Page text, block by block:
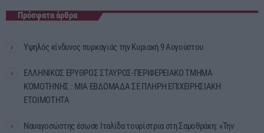
Πρόσφατα άρθρα
Υψηλός κίνδυνος πυρκαγιάς την Κυριακή 9 Αυγούστου
ΕΛΛΗΝΙΚΟΣ ΕΡΥΘΡΟΣ ΣΤΑΥΡΟΣ-ΠΕΡΙΦΕΡΕΙΑΚΟ ΤΜΗΜΑ
ΚΟΜΟΤΗΝΗΣ : ΜΙΑ ΕΒΔΟΜΑΔΑ ΣΕ ΠΛΗΡΗ ΕΠΙΧΕΙΡΗΣΙΑΚΗ
ΕΤΟΙΜΟΤΗΤΑ
Ναυαγοσώστης έσωσε Ιταλίδα τουρίστρια στη Σαμοθράκη: «Την